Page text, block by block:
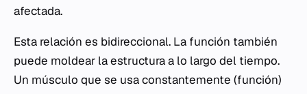
afectada.
Esta relación es bidireccional. La función también
puede moldear la estructura a lo largo del tiempo.
Un músculo que se usa constantemente (función)